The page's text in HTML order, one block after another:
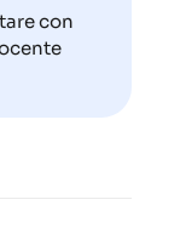
con